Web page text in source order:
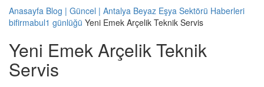
Anasayfa Blog | Güncel | Antalya Beyaz Eşya Sektörü Haberleri
bifirmabul1 günlüğü Yeni Emek Arçelik Teknik Servis
Yeni Emek Arçelik Teknik
Servis